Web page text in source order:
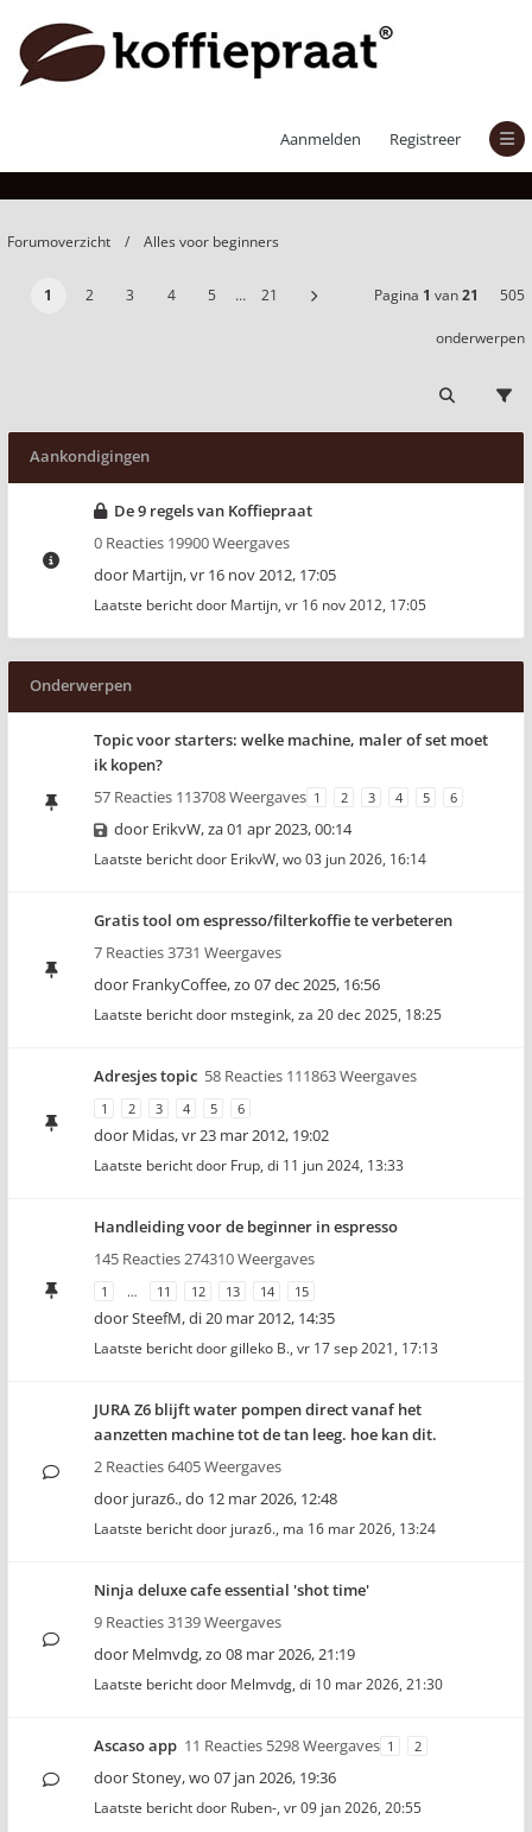
Aanmelden Registreer
Forumoverzicht Alles voor beginners
1 2 3 4 5 … 21 Pagina 1 van21 505
onderwerpen
Aankondigingen
De 9 regels van Koffiepraat
0 Reacties 19900 Weergaves
door Martijn,vr 16 nov 2012, 17:05
Laatste bericht door Martijn, vr 16 nov 2012, 17:05
Onderwerpen
Topic voor starters: welke machine, maler of set moet
ik kopen?
57 Reacties 113708 Weergaves 1 2 3 4 5 6
door ErikvW,za 01 apr 2023, 00:14
Laatste bericht door ErikvW, wo 03 jun 2026, 16:14
Gratis tool om espresso/filterkoffie te verbeteren
7 Reacties 3731 Weergaves
door FrankyCoffee,zo 07 dec 2025, 16:56
Laatste bericht door mstegink, za 20 dec 2025, 18:25
Adresjes topic 58 Reacties 111863 Weergaves
1 2 3 4 5 6
door Midas,vr 23 mar 2012, 19:02
Laatste bericht door Frup, di 11 jun 2024, 13:33
Handleiding voor de beginner in espresso
145 Reacties 274310 Weergaves
1 … 11 12 13 14 15
doorSteefM,di 20 mar 2012, 14:35
Laatste bericht doorgilleko B., vr 17 sep 2021, 17:13
JURA Z6 blijft water pompen direct vanaf het
aanzetten machine tot de tan leeg. hoe kan dit.
2 Reacties 6405 Weergaves
door juraz6.,do 12 mar 2026, 12:48
Laatste bericht door juraz6., ma 16 mar 2026, 13:24
Ninja deluxe cafe essential 'shot time'
9 Reacties 3139 Weergaves
door Melmvdg,zo 08 mar 2026, 21:19
Laatste bericht door Melmvdg, di 10 mar 2026, 21:30
Ascaso app 11 Reacties 5298 Weergaves 1 2
doorStoney,wo 07 jan 2026, 19:36
Laatste bericht door Ruben-, vr 09 jan 2026, 20:55